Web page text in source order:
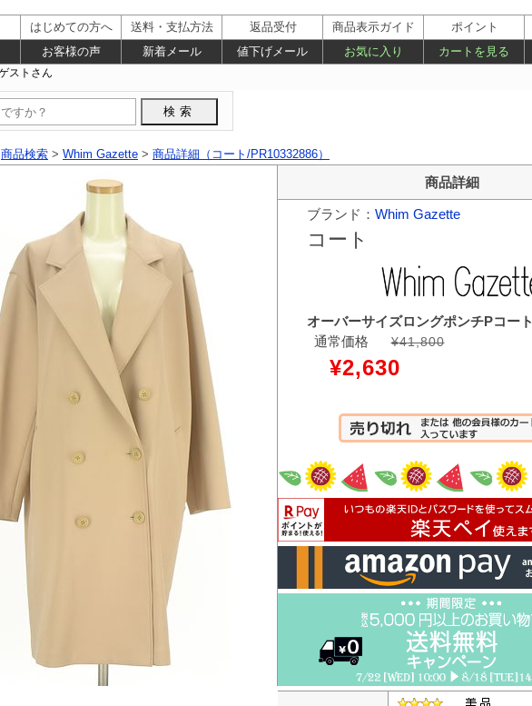
商品検索 > Whim Gazette > 商品詳細（コート/PR10332886）
商品詳細
ブランド： Whim Gazette
コート
オーバーサイズロングポンチPコート
通常価格
¥41,800
¥2,630
カートへ入れる
はじめての方へ 送料・支払方法 返品受付 商品表示ガイド ポイント
お客様の声 新着メール 値下げメール お気に入り カートを見る